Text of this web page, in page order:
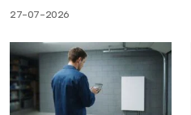
27-07-2026